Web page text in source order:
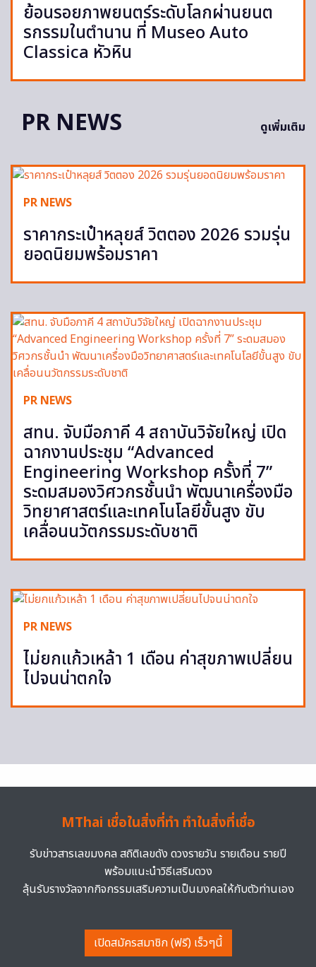
ย้อนรอยภาพยนตร์ระดับโลกผ่านยนต
รกรรมในตำนาน ที่ Museo Auto
Classica หัวหิน
PR NEWS ดูเพิ่มเติม
PR NEWS
ราคากระเป๋าหลุยส์ วิตตอง 2026 รวมรุ่น
ยอดนิยมพร้อมราคา
PR NEWS
สทน. จับมือภาคี 4 สถาบันวิจัยใหญ่ เปิด
ฉากงานประชุม “Advanced
Engineering Workshop ครั้งที่ 7”
ระดมสมองวิศวกรชั้นนำ พัฒนาเครื่องมือ
วิทยาศาสตร์และเทคโนโลยีขั้นสูง ขับ
เคลื่อนนวัตกรรมระดับชาติ
PR NEWS
ไม่ยกแก้วเหล้า 1 เดือน ค่าสุขภาพเปลี่ยน
ไปจนน่าตกใจ
MThai เชื่อในสิ่งที่ทำ ทำในสิ่งที่เชื่อ
รับข่าวสารเลขมงคล สถิติเลขดัง ดวงรายวัน รายเดือน รายปี
พร้อมแนะนำวิธีเสริมดวง
ลุ้นรับรางวัลจากกิจกรรมเสริมความเป็นมงคลให้กับตัวท่านเอง
เปิดสมัครสมาชิก (ฟรี) เร็วๆนี้